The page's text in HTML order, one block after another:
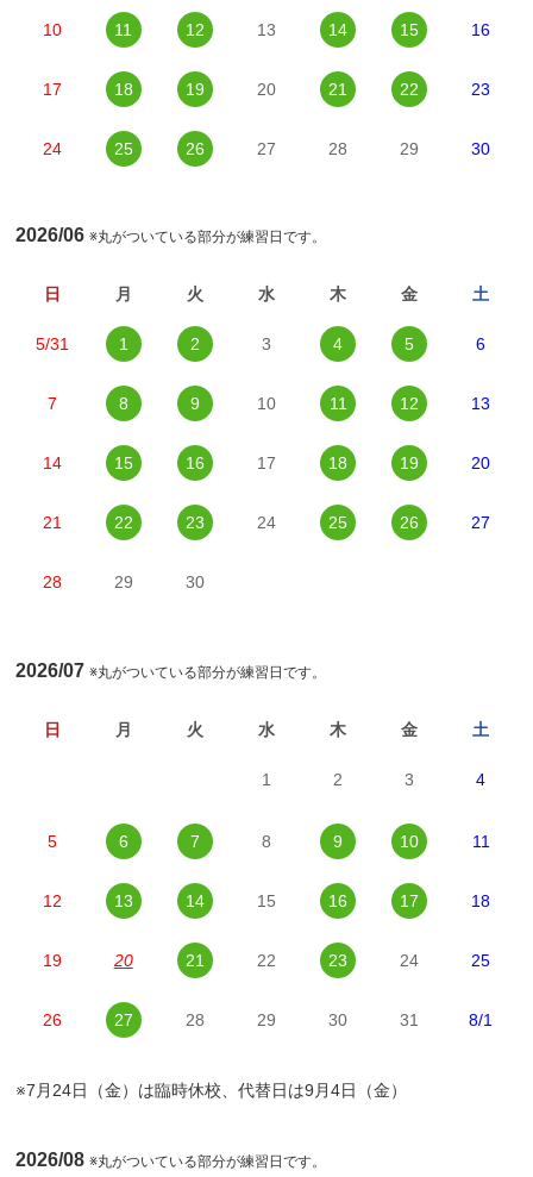
10 11 12 13 14 15 16
17 18 19 20 21 22 23
24 25 26 27 28 29 30
2026/06※丸がついている部分が練習日です。
日 月 火 水 木 金 土
5/31 1 2 3 4 5 6
7 8 9 10 11 12 13
14 15 16 17 18 19 20
21 22 23 24 25 26 27
28 29 30
2026/07※丸がついている部分が練習日です。
日 月 火 水 木 金 土
1 2 3 4
5 6 7 8 9 10 11
12 13 14 15 16 17 18
19 20 21 22 23 24 25
26 27 28 29 30 31 8/1
※7月24日（金）は臨時休校、代替日は9月4日（金）
2026/08※丸がついている部分が練習日です。